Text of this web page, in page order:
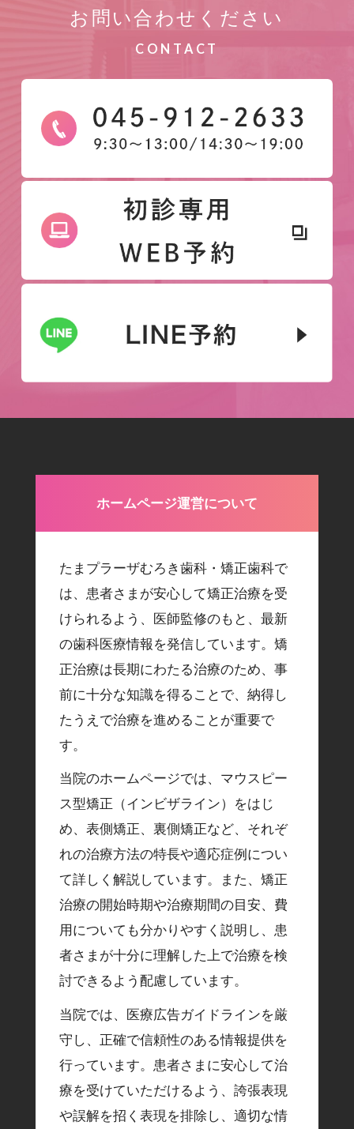
お問い合わせください
CONTACT
ホームページ運営について
たまプラーザむろき歯科・矯正歯科で
は、患者さまが安心して矯正治療を受
けられるよう、医師監修のもと、最新
の歯科医療情報を発信しています。矯
正治療は長期にわたる治療のため、事
前に十分な知識を得ることで、納得し
たうえで治療を進めることが重要で
す。
当院のホームページでは、マウスピー
ス型矯正（インビザライン）をはじ
め、表側矯正、裏側矯正など、それぞ
れの治療方法の特長や適応症例につい
て詳しく解説しています。また、矯正
治療の開始時期や治療期間の目安、費
用についても分かりやすく説明し、患
者さまが十分に理解した上で治療を検
討できるよう配慮しています。
当院では、医療広告ガイドラインを厳
守し、正確で信頼性のある情報提供を
行っています。患者さまに安心して治
療を受けていただけるよう、誇張表現
や誤解を招く表現を排除し、適切な情